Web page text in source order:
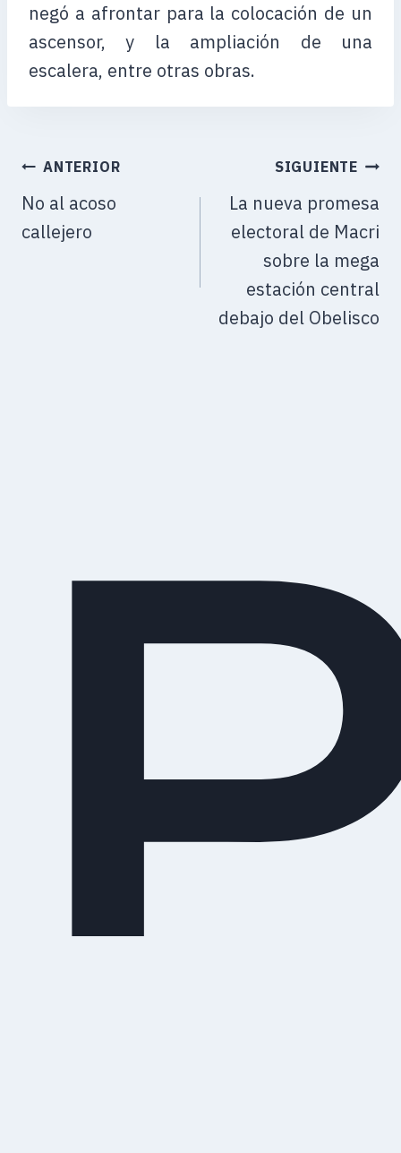
negó a afrontar para la colocación de un
ascensor, y la ampliación de una
escalera, entre otras obras.
ANTERIOR
No al acoso
callejero
SIGUIENTE
La nueva promesa
electoral de Macri
sobre la mega
estación central
debajo del Obelisco